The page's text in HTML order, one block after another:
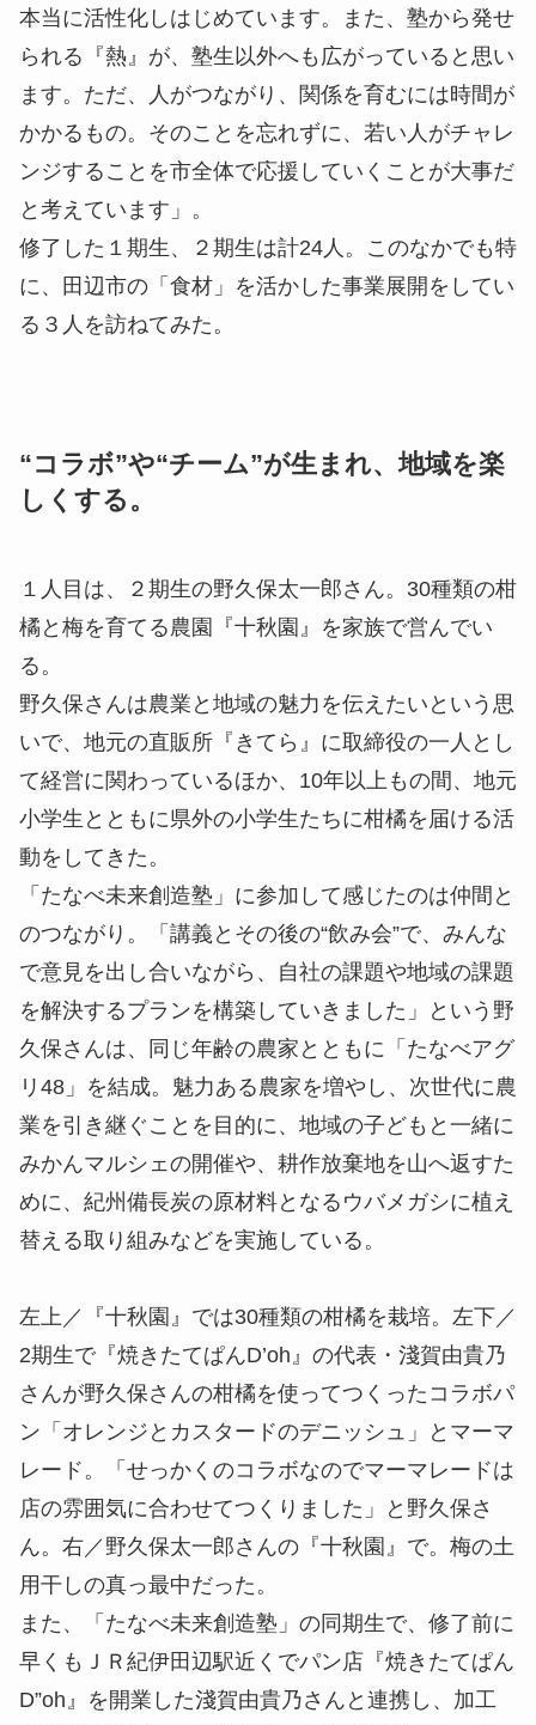
本当に活性化しはじめています。また、塾から発せ
られる『熱』が、塾生以外へも広がっていると思い
ます。ただ、人がつながり、関係を育むには時間が
かかるもの。そのことを忘れずに、若い人がチャレ
ンジすることを市全体で応援していくことが大事だ
と考えています」。
修了した１期生、２期生は計24人。このなかでも特
に、田辺市の「食材」を活かした事業展開をしてい
る３人を訪ねてみた。
“コラボ”や“チーム”が生まれ、地域を楽
しくする。
１人目は、２期生の野久保太一郎さん。30種類の柑
橘と梅を育てる農園『十秋園 』を家族で営んでい
る。
野久保さんは農業と地域の魅力を伝えたいという思
いで、地元の直販所『きてら』に取締役の一人とし
て経営に関わっているほか、10年以上もの間、地元
小学生とともに県外の小学生たちに柑橘を届ける活
動をしてきた。
「たなべ未来創造塾」に参加して感じたのは仲間と
のつながり。「講義とその後の“飲み会”で、みんな
で意見を出し合いながら、自社の課題や地域の課題
を解決するプランを構築していきました」という野
久保さんは、同じ年齢の農家とともに「たなべアグ
リ48」を結成。魅力ある農家を増やし、次世代に農
業を引き継ぐことを目的に、地域の子どもと一緒に
みかんマルシェの開催や、耕作放棄地を山へ返すた
めに、紀州備長炭の原材料となるウバメガシに植え
替える取り組みなどを実施している。
左上／『十秋園』では30種類の柑橘を栽培。左下／
2期生で『焼きたてぱんD’oh』の代表・淺賀由貴乃
さんが野久保さんの柑橘を使ってつくったコラボパ
ン「オレンジとカスタードのデニッシュ」とマーマ
レード。「せっかくのコラボなのでマーマレードは
店の雰囲気に合わせてつくりました」と野久保さ
ん。右／野久保太一郎さんの『十秋園』で。梅の土
用干しの真っ最中だった。
また、「たなべ未来創造塾」の同期生で、修了前に
早くもＪＲ紀伊田辺駅近くでパン店『焼きたてぱん
D”oh』を開業した淺賀由貴乃さんと連携し、加工